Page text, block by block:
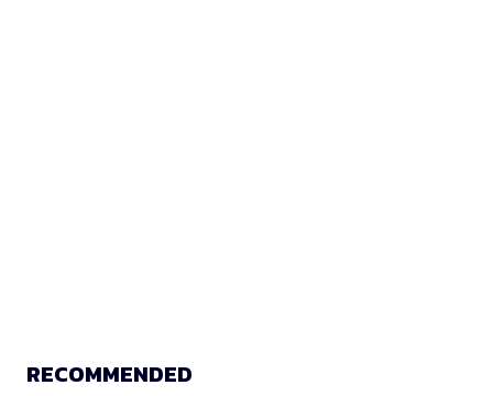
RECOMMENDED